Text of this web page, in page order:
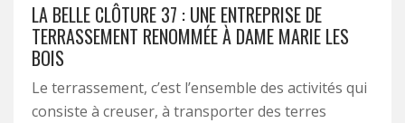
LA BELLE CLÔTURE 37 : UNE ENTREPRISE DE
TERRASSEMENT RENOMMÉE À DAME MARIE LES
BOIS
Le terrassement, c’est l’ensemble des activités qui
consiste à creuser, à transporter des terres